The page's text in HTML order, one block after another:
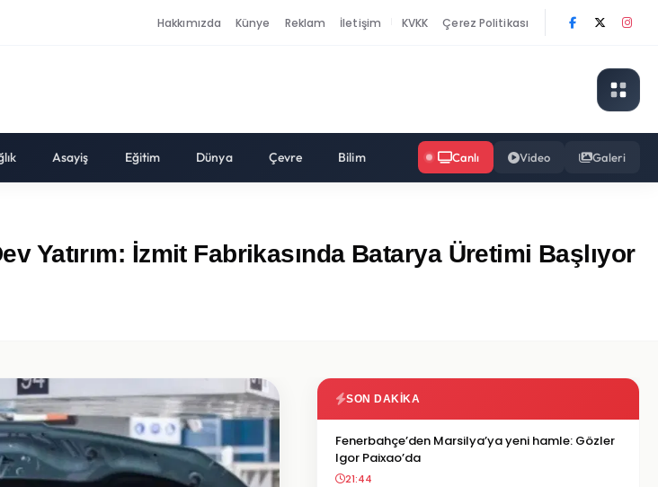
Hakkımızda Künye Reklam İletişim KVKK Çerez Politikası
Asayiş Eğitim Dünya Çevre Bilim Canlı Video Galeri
Yatırım: İzmit Fabrikasında Batarya Üretimi Başlıyor
SON DAKIKA
Fenerbahçe’den Marsilya’ya yeni hamle: Gözler
Igor Paixao’da
21:44